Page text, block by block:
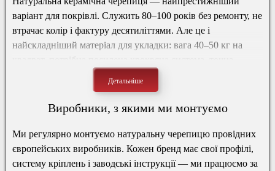
варіант для покрівлі. Служить 80–100 років без ремонту, не
втрачає колір і фактуру десятиліттями. Але це і
найскладніший матеріал для укладки: вага 40–50 кг на
Ми виконуємо монтаж натуральної керамічної черепиці у
Києві та області понад 15 років. Працюємо з провідними
досвід складних ламаних дахів, мансард, реставрацій
історичних будинків. Власна бригада, офіційна гарантія
виробника, письмовий договір.
Виробники, з якими ми монтуємо
Ми регулярно монтуємо натуральну черепицю провідних
європейських виробників. Кожен бренд має свої профілі,
систему кріплень і заводські інструкції — ми працюємо за